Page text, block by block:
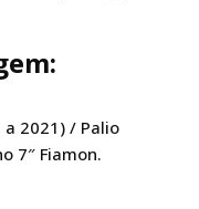
a 2021) / Palio
7″ Fiamon.